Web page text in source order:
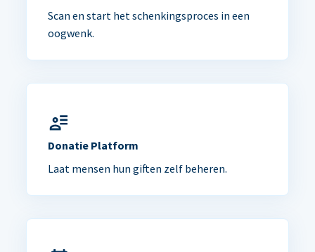
Scan en start het schenkingsproces in een
oogwenk.
Donatie Platform
Laat mensen hun giften zelf beheren.